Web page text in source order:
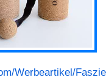
Werbeartikel/